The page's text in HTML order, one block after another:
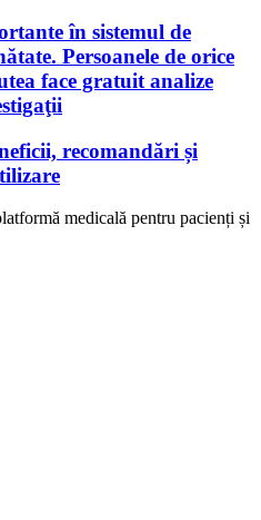
în sistemul de
Persoanele de orice
face gratuit analize
recomandări și
medicală pentru pacienți și